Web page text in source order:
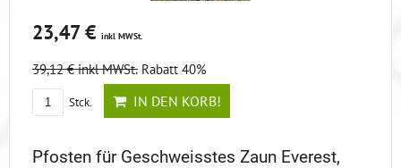
23,47 € inkl MWSt.
39,12 €inkl MWSt. Rabatt 40%
Stck. IN DEN KORB!
Pfosten für Geschweisstes Zaun Everest,